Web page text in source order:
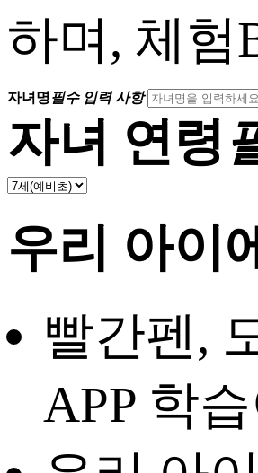
하며, 체험
자녀명필수 입력 사항
자녀 연령
우리 아이
빨간펜,
APP 학